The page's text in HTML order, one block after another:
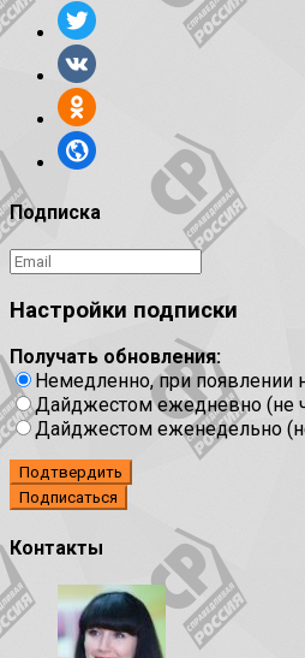
Подписка
Настройки подписки
Получать обновления:
Немедленно, при появлении
Дайджестом ежедневно (не
Дайджестом еженедельно
Подтвердить
Контакты